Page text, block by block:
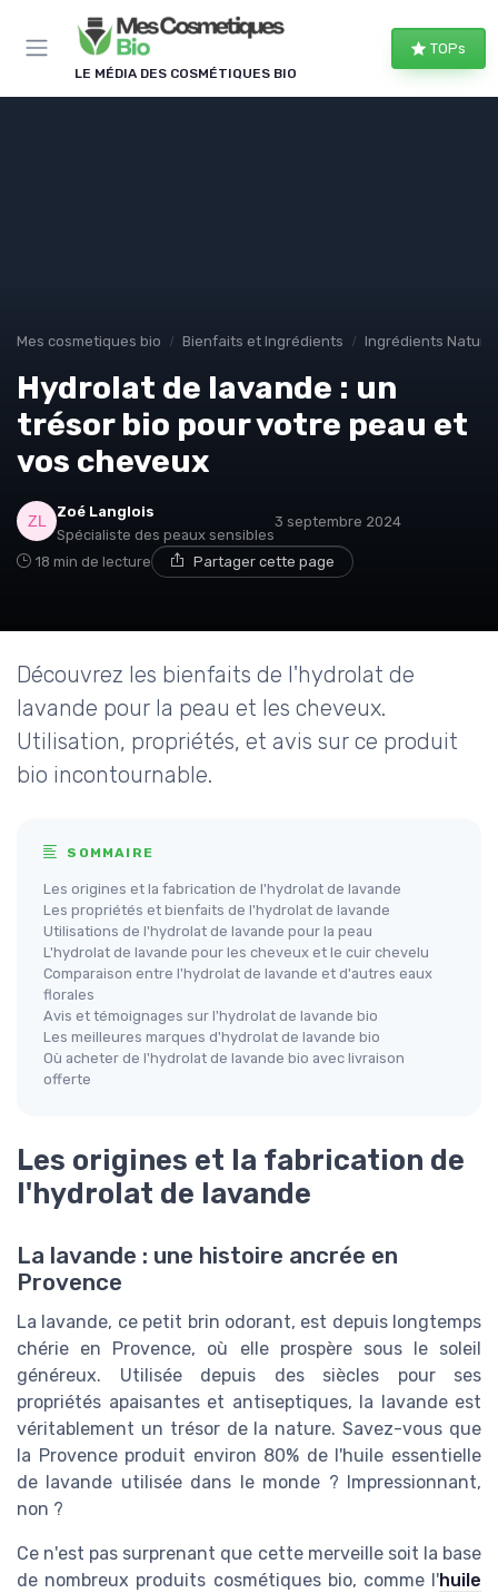
LE MÉDIA DES COSMÉTIQUES BIO
TOPs
Mes cosmetiques bio Bienfaits et Ingrédients Ingrédients
Hydrolat de lavande : un
trésor bio pour votre peau et
vos cheveux
Zoé Langlois
Spécialiste des peaux sensibles
3 septembre 2024
18 min de lecture Partager cette page
Découvrez les bienfaits de l'hydrolat de
lavande pour la peau et les cheveux.
Utilisation, propriétés, et avis sur ce produit
bio incontournable.
SOMMAIRE
Les origines et la fabrication de l'hydrolat de lavande
Les propriétés et bienfaits de l'hydrolat de lavande
Utilisations de l'hydrolat de lavande pour la peau
L'hydrolat de lavande pour les cheveux et le cuir chevelu
Comparaison entre l'hydrolat de lavande et d'autres eaux
florales
Avis et témoignages sur l'hydrolat de lavande bio
Les meilleures marques d'hydrolat de lavande bio
Où acheter de l'hydrolat de lavande bio avec livraison
offerte
Les origines et la fabrication de
l'hydrolat de lavande
La lavande : une histoire ancrée en
Provence
La lavande, ce petit brin odorant, est depuis longtemps
chérie en Provence, où elle prospère sous le soleil
généreux. Utilisée depuis des siècles pour ses
propriétés apaisantes et antiseptiques, la lavande est
véritablement un trésor de la nature. Savez-vous que
la Provence produit environ 80% de l'huile essentielle
de lavande utilisée dans le monde ? Impressionnant,
non ?
Ce n'est pas surprenant que cette merveille soit la base
de nombreux produits cosmétiques bio, comme l'huile
Panneau de gestion des cookies